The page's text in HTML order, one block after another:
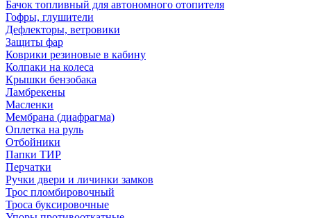
Бачок топливный для автономного отопителя
Гофры, глушители
Дефлекторы, ветровики
Защиты фар
Коврики резиновые в кабину
Колпаки на колеса
Крышки бензобака
Ламбрекены
Масленки
Мембрана (диафрагма)
Оплетка на руль
Отбойники
Папки ТИР
Перчатки
Ручки двери и личинки замков
Трос пломбировочный
Троса буксировочные